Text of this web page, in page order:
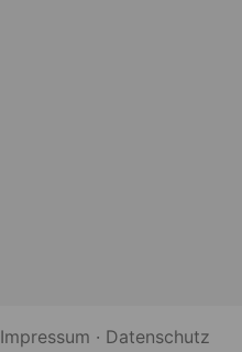
Impressum · Datenschutz